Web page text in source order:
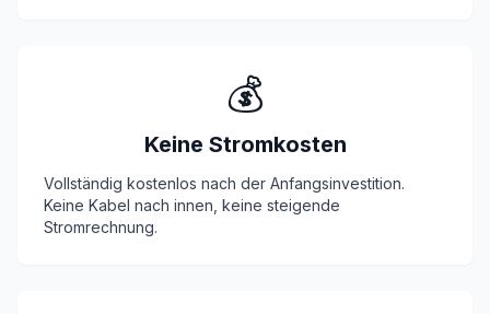
💰
Keine Stromkosten
Vollständig kostenlos nach der Anfangsinvestition.
Keine Kabel nach innen, keine steigende
Stromrechnung.